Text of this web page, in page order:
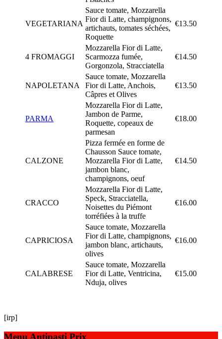
VEGETARIANA
Sauce tomate, Mozzarella
Fior di Latte, champignons,
artichauts, tomates séchées,
Roquette
€13.50
4 FROMAGGI
Mozzarella Fior di Latte,
Scarmozza fumée,
Gorgonzola, Stracciatella
€14.50
NAPOLETANA
Sauce tomate, Mozzarella
Fior di Latte, Anchois,
Câpres et Olives
€13.50
PARMA
Mozzarella Fior di Latte,
Jambon de Parme,
Roquette, copeaux de
parmesan
€18.00
CALZONE
Pizza fermée en forme de
Chausson Sauce tomate,
Mozzarella Fior di Latte,
jambon blanc,
champignons, oeuf
€14.50
CRACCO
Mozzarella Fior di Latte,
Speck, Stracciatella,
Noisettes du Piémont
torréfiées à la truffe
€16.00
CAPRICIOSA
Sauce tomate, Mozzarella
Fior di Latte, champignons,
jambon blanc, artichauts,
olives
€16.00
CALABRESE
Sauce tomate, Mozzarella
Fior di Latte, Ventricina,
Nduja, olives
€15.00
[irp]
Menu Antipasti Prix